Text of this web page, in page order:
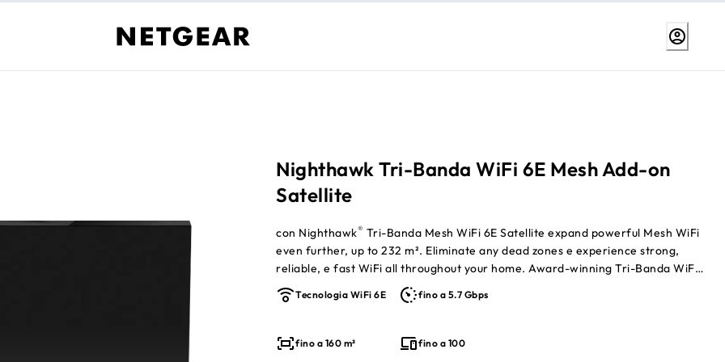
Nighthawk Tri-Banda WiFi 6E Mesh Add-on
Satellite
con Nighthawk® Tri-Banda Mesh WiFi 6E Satellite expand powerful Mesh WiFi
even further, up to 232 m². Eliminate any dead zones e experience strong,
reliable, e fast WiFi all throughout your home. Award-winning Tri-Banda WiFi
ensures you are getting the best possible speeds on your connected devices.
Nighthawk Tri-Banda Mesh WiFi 6E Sistema (MK93S) required (sold separately)
Tecnologia WiFi 6E fino a 5.7 Gbps
fino a 160 m² fino a 100